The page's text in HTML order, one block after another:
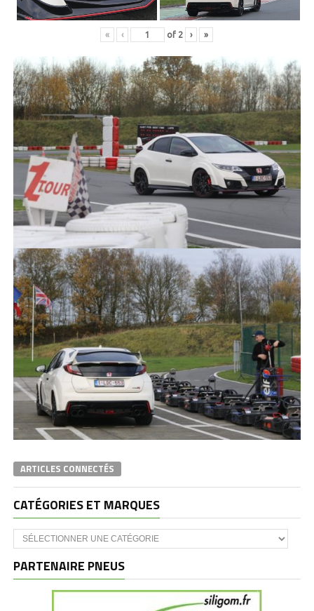
« ‹ of 2 › »
ARTICLES CONNECTÉS
CATÉGORIES ET MARQUES
Catégories
et
PARTENAIRE PNEUS